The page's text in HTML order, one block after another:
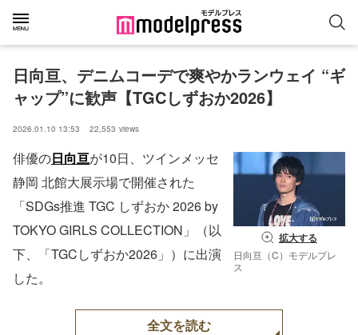
日向亘、デニムコーデで爽やかランウェイ “ギ
ャップ”に歓声【TGCしずおか2026】
2026.01.10 13:53 22,553 views
拡大する
日向亘（C）モデルプレ
ス
俳優の日向亘が10日、ツインメッセ
静岡 北館大展示場で開催された
「SDGs推進 TGC しずおか 2026 by
TOKYO GIRLS COLLECTION」（以
下、「TGCしずおか2026」）に出演
した。
全文を読む